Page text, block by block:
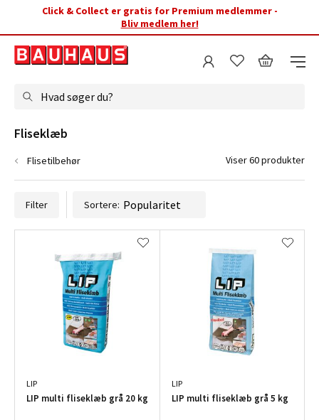
Click & Collect er gratis for Premium medlemmer -
Bliv medlem her!
Hvad søger du?
Filter Sortere:
LIP
LIP multi fliseklæb grå 20 kg
LIP
LIP multi fliseklæb grå 5 kg
Fliseklæb
Flisetilbehør Viser 60 produkter